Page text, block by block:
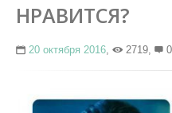
НРАВИТСЯ?
20 октября 2016, 2719,